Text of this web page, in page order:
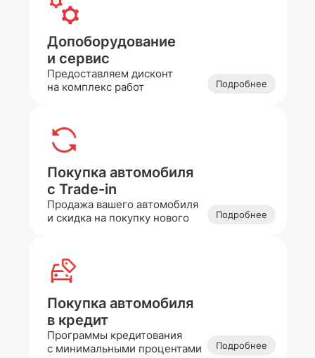
Допоборудование
и сервис
Предоставляем дисконт
на комплекс работ
Подробнее
Покупка автомобиля
с Trade-in
Продажа вашего автомобиля
и скидка на покупку нового
Подробнее
Покупка автомобиля
в кредит
Программы кредитования
с минимальными процентами
Подробнее